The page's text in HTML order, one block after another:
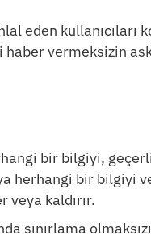
eden kullanıcıları
vermeksizin
bir bilgiyi,
herhangi bir bilgiyi
kaldırır.
sınırlama